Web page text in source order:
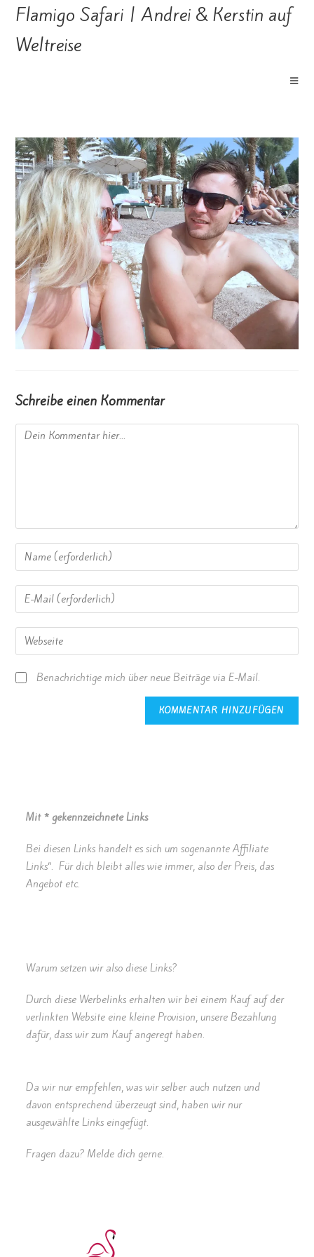
Flamigo Safari | Andrei & Kerstin auf
Weltreise
Schreibe einen Kommentar
Benachrichtige mich über neue Beiträge via E-Mail.
Mit * gekennzeichnete Links
Bei diesen Links handelt es sich um sogenannte Affiliate
Links“. Für dich bleibt alles wie immer, also der Preis, das
Angebot etc.
Warum setzen wir also diese Links?
Durch diese Werbelinks erhalten wir bei einem Kauf auf der
verlinkten Website eine kleine Provision, unsere Bezahlung
dafür, dass wir zum Kauf angeregt haben.
Da wir nur empfehlen, was wir selber auch nutzen und
davon entsprechend überzeugt sind, haben wir nur
ausgewählte Links eingefügt.
Fragen dazu? Melde dich gerne.